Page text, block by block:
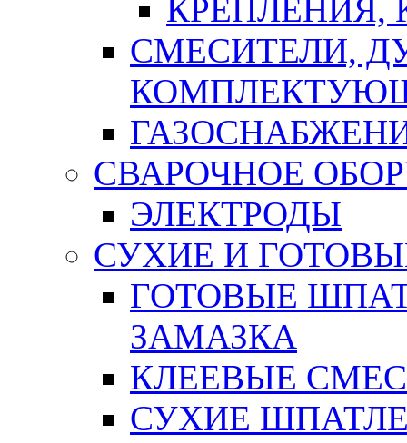
СМЕСИТЕЛИ,
СВАРОЧНОЕ
ЭЛЕКТРОДЫ
СУХИЕ И
ГОТОВЫЕ
ЗАМАЗКА
КЛЕЕВЫЕ
СУХИЕ